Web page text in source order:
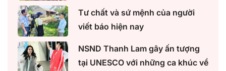
Tư chất và sứ mệnh của người
viết báo hiện nay
NSND Thanh Lam gây ấn tượng
tại UNESCO với những ca khúc về